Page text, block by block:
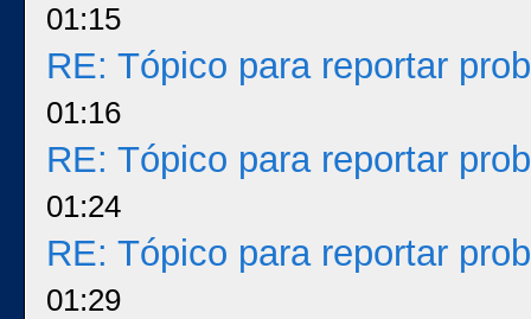
01:15
RE: Tópico para reportar
01:16
RE: Tópico para reportar
01:24
RE: Tópico para reportar
01:29